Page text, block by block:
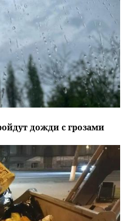
дожди с грозами